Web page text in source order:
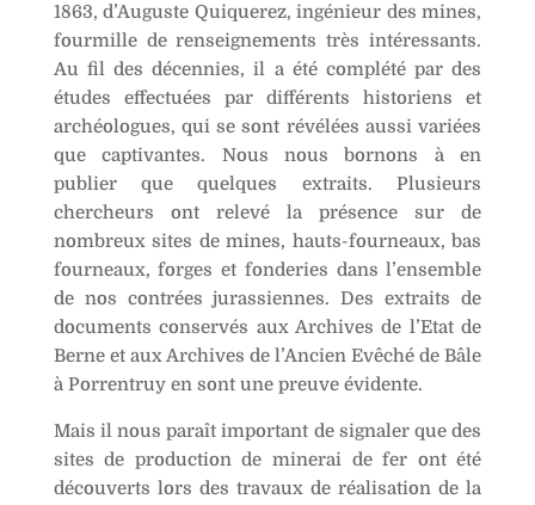
1863, d’Auguste Quiquerez, ingénieur des mines,
fourmille de renseignements très intéressants.
Au fil des décennies, il a été complété par des
études effectuées par différents historiens et
archéologues, qui se sont révélées aussi variées
que captivantes. Nous nous bornons à en
publier que quelques extraits. Plusieurs
chercheurs ont relevé la présence sur de
nombreux sites de mines, hauts-fourneaux, bas
fourneaux, forges et fonderies dans l’ensemble
de nos contrées jurassiennes. Des extraits de
documents conservés aux Archives de l’Etat de
Berne et aux Archives de l’Ancien Evêché de Bâle
à Porrentruy en sont une preuve évidente.
Mais il nous paraît important de signaler que des
sites de production de minerai de fer ont été
découverts lors des travaux de réalisation de la